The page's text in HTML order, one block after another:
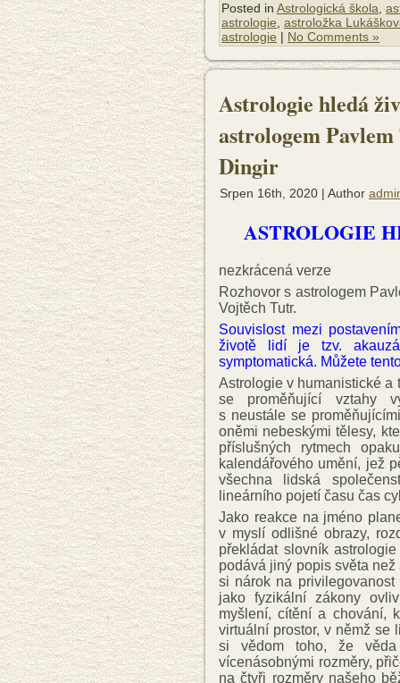
Posted in Astrologická škola
astrologie astroložka
astrologie | No Comments »
Astrologie hledá
astrologem
Dingir
Srpen 16th, 2020 | Author
ASTROLOGIE
nezkrácená verze
Rozhovor s astrologem
Vojtěch Tutr.
Souvislost mezi
životě lidí je tzv.
symptomatická. Můžete
Astrologie v humanistické a
se proměňující vztahy
s neustále se
oněmi nebeskými tělesy,
příslušných rytmech
kalendářového umění, jež
všechna lidská
lineárního pojetí času čas
Jako reakce na jméno
v myslí odlišné obrazy,
překládat slovník
podává jiný popis světa
si nárok na
jako fyzikální zákony
myšlení, cítění a chování,
virtuální prostor, v němž se
si vědom toho, že
vícenásobnými rozměry,
na čtyři rozměry našeho